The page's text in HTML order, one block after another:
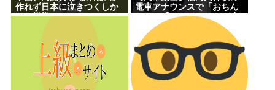
作れず日本に泣きつくしか
ない模様www
電車アナウンスで「おちん
ちん」「ちんぽ」などと連
呼する不審な音声が大音量
で流れる 犯人は不明